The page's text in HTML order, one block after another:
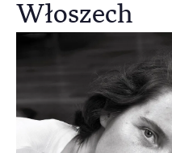
Włoszech